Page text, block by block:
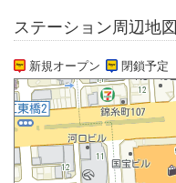
ステーション周辺地図
新規オープン 閉鎖予定